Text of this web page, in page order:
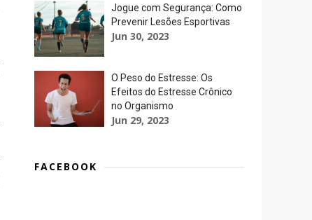
Jogue com Segurança: Como
Prevenir Lesões Esportivas
Jun 30, 2023
O Peso do Estresse: Os
Efeitos do Estresse Crônico
no Organismo
Jun 29, 2023
FACEBOOK